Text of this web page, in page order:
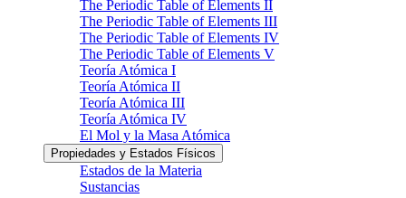
The Periodic Table of Elements II
The Periodic Table of Elements III
The Periodic Table of Elements IV
The Periodic Table of Elements V
Teoría Atómica I
Teoría Atómica II
Teoría Atómica III
Teoría Atómica IV
El Mol y la Masa Atómica
Propiedades y Estados Físicos
Estados de la Materia
Sustancias